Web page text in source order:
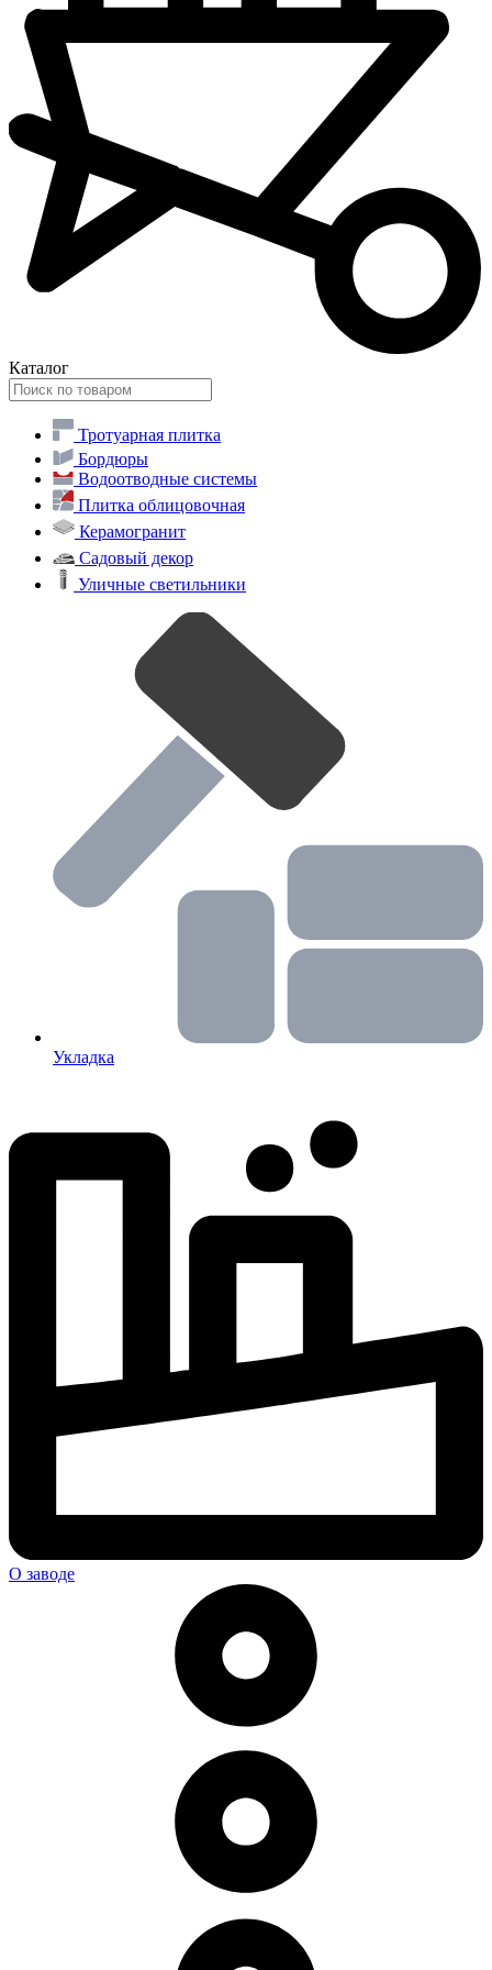
Каталог
Тротуарная плитка
Бордюры
Водоотводные системы
Плитка облицовочная
Керамогранит
Садовый декор
Уличные светильники
Укладка
О заводе